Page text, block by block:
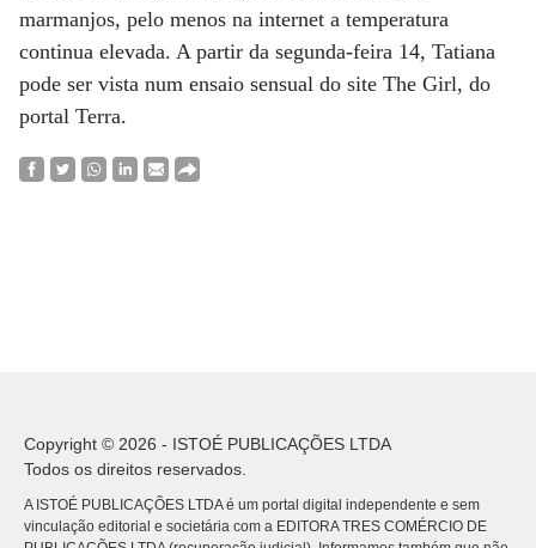
marmanjos, pelo menos na internet a temperatura
continua elevada. A partir da segunda-feira 14, Tatiana
pode ser vista num ensaio sensual do site The Girl, do
portal Terra.
Copyright © 2026 - ISTOÉ PUBLICAÇÕES LTDA
Todos os direitos reservados.
A ISTOÉ PUBLICAÇÕES LTDA é um portal digital independente e sem
vinculação editorial e societária com a EDITORA TRES COMÉRCIO DE